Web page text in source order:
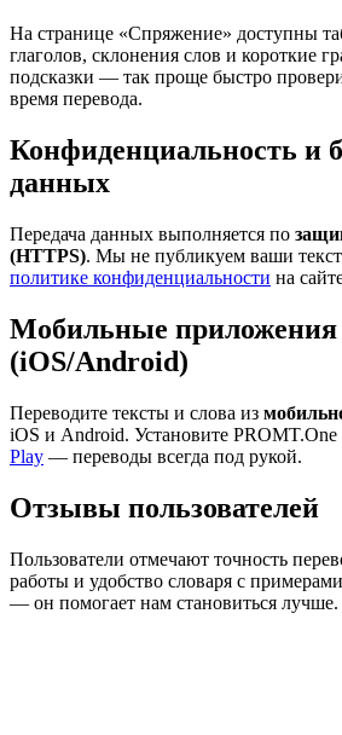
На странице «Спряжение» доступны
глаголов, склонения слов и короткие
подсказки — так проще быстро
время перевода.
Конфиденциальность и
данных
Передача данных выполняется по
(HTTPS). Мы не публикуем ваши
политике конфиденциальности на
Мобильные приложения
(iOS/Android)
Переводите тексты и слова из
iOS и Android. Установите PROMT.One
Play — переводы всегда под рукой.
Отзывы пользователей
Пользователи отмечают точность
работы и удобство словаря с
— он помогает нам становиться лучше.